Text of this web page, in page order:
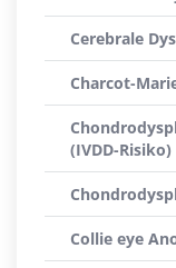
Cerebrale
Charcot-
(IVDD-Risiko)
Collie eye